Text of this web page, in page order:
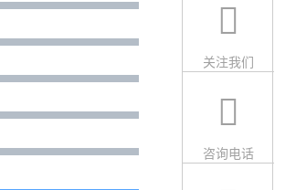
关注我们
咨询电话